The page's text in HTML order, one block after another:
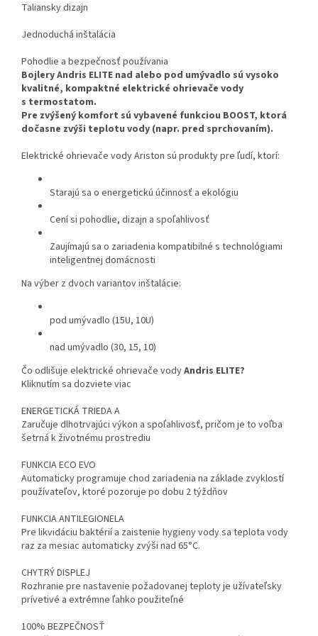
Taliansky dizajn
Jednoduchá inštalácia
Pohodlie a bezpečnosť používania
Bojlery Andris ELITE nad alebo pod umývadlo sú vysoko
kvalitné, kompaktné elektrické ohrievače vody
s termostatom.
Pre zvýšený komfort sú vybavené funkciou BOOST, ktorá
dočasne zvýši teplotu vody (napr. pred sprchovaním).
Elektrické ohrievače vody Ariston sú produkty pre ľudí, ktorí:
Starajú sa o energetickú účinnosť a ekológiu
Cení si pohodlie, dizajn a spoľahlivosť
Zaujímajú sa o zariadenia kompatibilné s technológiami
inteligentnej domácnosti
Na výber z dvoch variantov inštalácie:
pod umývadlo (15U, 10U)
nad umývadlo (30, 15, 10)
Čo odlišuje elektrické ohrievače vodyAndris ELITE?
Kliknutím sa dozviete viac
ENERGETICKÁ TRIEDA A
Zaručuje dlhotrvajúci výkon a spoľahlivosť, pričom je to voľba
šetrná k životnému prostrediu
FUNKCIA ECO EVO
Automaticky programuje chod zariadenia na základe zvyklostí
používateľov, ktoré pozoruje po dobu 2 týždňov
FUNKCIA ANTILEGIONELA
Pre likvidáciu baktérií a zaistenie hygieny vody sa teplota vody
raz za mesiac automaticky zvýši nad 65°C.
CHYTRÝ DISPLEJ
Rozhranie pre nastavenie požadovanej teploty je užívateľsky
prívetivé a extrémne ľahko použiteľné
100% BEZPEČNOSŤ